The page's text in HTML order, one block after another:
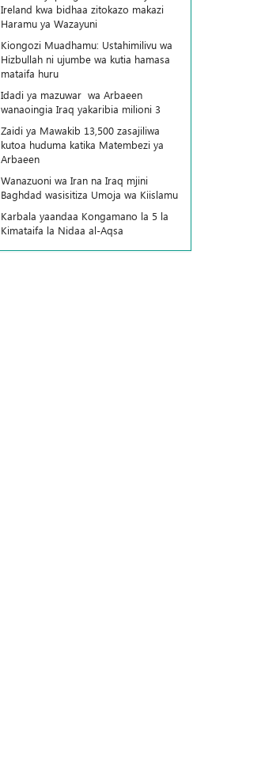
Ireland kwa bidhaa zitokazo makazi
Haramu ya Wazayuni
Kiongozi Muadhamu: Ustahimilivu wa
Hizbullah ni ujumbe wa kutia hamasa
mataifa huru
Idadi ya mazuwar wa Arbaeen
wanaoingia Iraq yakaribia milioni 3
Zaidi ya Mawakib 13,500 zasajiliwa
kutoa huduma katika Matembezi ya
Arbaeen
Wanazuoni wa Iran na Iraq mjini
Baghdad wasisitiza Umoja wa Kiislamu
Karbala yaandaa Kongamano la 5 la
Kimataifa la Nidaa al-Aqsa